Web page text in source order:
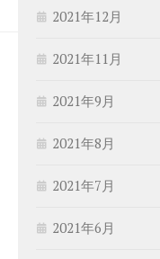
2021年12月
2021年11月
2021年9月
2021年8月
2021年7月
2021年6月